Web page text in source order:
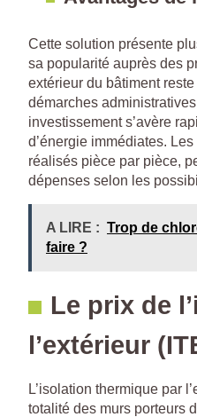
Cette solution présente
sa popularité auprès des
extérieur du bâtiment
démarches
investissement s’avère
d’énergie immédiates.
réalisés pièce par pièce,
dépenses selon les
A LIRE : Trop de
faire ?
Le prix de
l’extérieur
L’isolation thermique par
totalité des murs porteurs